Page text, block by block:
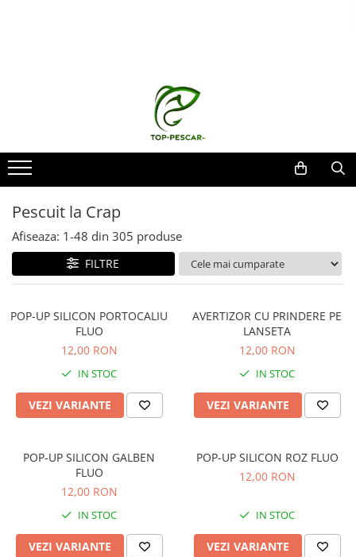
Mulinete crap
Fire crap
Nadă și momeală
Nadă crap
Momeală cârlig crap
Pelete
Wafters
Alune tigrate
Senzori pescuit
Swingere pescuit
Suport lansete
Picheți pescuit
Monturi și componente
Pescuit la Crap
Afiseaza: 1-48 din 305 produse
FILTRE
POP-UP SILICON PORTOCALIU
FLUO
12,00 RON
IN STOC
VEZI VARIANTE
AVERTIZOR CU PRINDERE PE
LANSETA
12,00 RON
IN STOC
VEZI VARIANTE
POP-UP SILICON GALBEN
FLUO
12,00 RON
IN STOC
VEZI VARIANTE
POP-UP SILICON ROZ FLUO
12,00 RON
IN STOC
VEZI VARIANTE